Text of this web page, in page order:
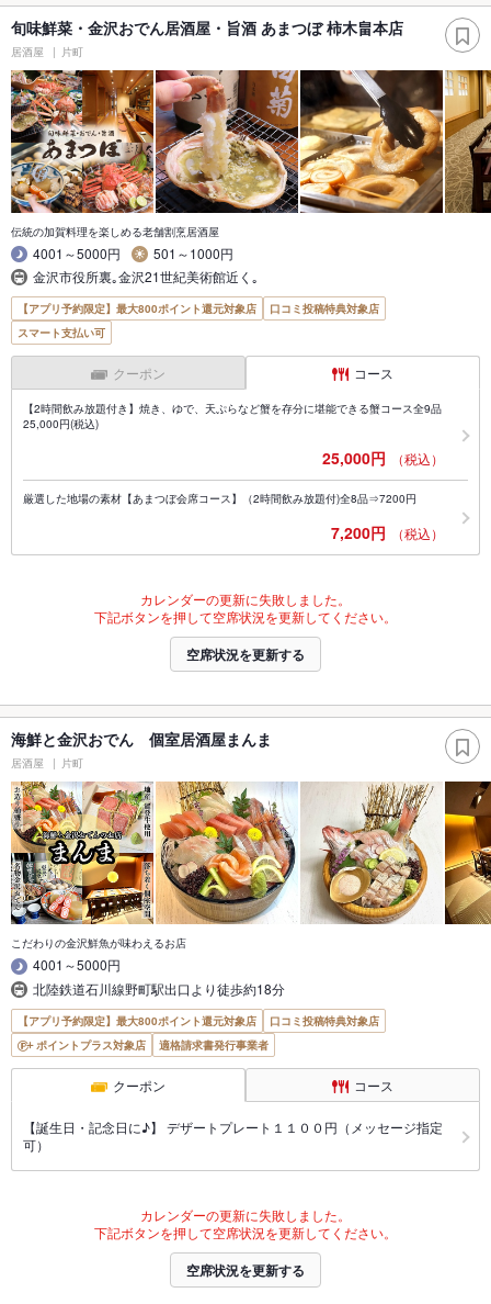
旬味鮮菜・金沢おでん居酒屋・旨酒 あまつぼ 柿木畠本店
居酒屋 片町
伝統の加賀料理を楽しめる老舗割烹居酒屋
4001～5000円
501～1000円
金沢市役所裏｡金沢21世紀美術館近く｡
【アプリ予約限定】最大800ポイント還元対象店
口コミ投稿特典対象店
スマート支払い可
クーポン コース
【2時間飲み放題付き】焼き、ゆで、天ぷらなど蟹を存分に堪能できる蟹コース全9品
25,000円(税込)
25,000円 （税込）
厳選した地場の素材【あまつぼ会席コース】（2時間飲み放題付)全8品⇒7200円
7,200円 （税込）
カレンダーの更新に失敗しました。
下記ボタンを押して空席状況を更新してください。
空席状況を更新する
海鮮と金沢おでん 個室居酒屋まんま
居酒屋 片町
こだわりの金沢鮮魚が味わえるお店
4001～5000円
北陸鉄道石川線野町駅出口より徒歩約18分
【アプリ予約限定】最大800ポイント還元対象店
口コミ投稿特典対象店
ポイントプラス対象店
適格請求書発行事業者
クーポン コース
【誕生日・記念日に♪】 デザートプレート１１００円（メッセージ指定
可）
カレンダーの更新に失敗しました。
下記ボタンを押して空席状況を更新してください。
空席状況を更新する